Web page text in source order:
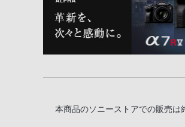
本商品のソニーストアでの販売は